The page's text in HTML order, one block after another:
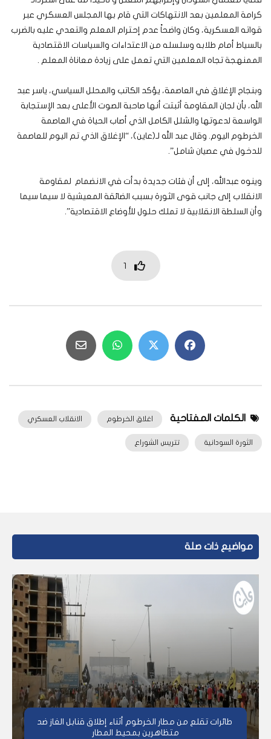
كرامة المعلمين بعد الانتهاكات التي قام بها المجلس العسكري عبر
قواته العسكرية، وكان واضحاً عدم إحترام المعلم والتعدي عليه بالضرب
بالسياط أمام طلابه وسلسله من الاعتداءات والسياسات الاقتصادية
الممنهجة تجاه المعلمين التي تعمل على زيادة معاناة المعلم .
وبنجاح الإغلاق في العاصمة، يؤكد الكاتب والمحلل السياسي، ياسر عبد
الله، بأن لجان المقاومة أثبتت أنها صاحبة الصوت الأعلى بعد الإستجابة
الواسعة لدعوتها والشلل الكامل الذي أصاب الحياة في العاصمة
الخرطوم اليوم. وقال عبد الله لـ(عاين)، “الإغلاق الذي تم اليوم للعاصمة
للدخول في عصيان شامل”.
وينوه عبدالله، إلى أن فئات جديدة بدأت في الانضمام لمقاومة
الانقلاب إلى جانب قوى الثورة بسبب الضائقة المعيشية لا سيما سيما
وأن السلطة الانقلابية لا تملك حلول للأوضاع الاقتصادية”.
1
الكلمات المفتاحية اغلاق الخرطوم الانقلاب العسكري
الثورة السودانية تتريس الشوراع
مواضيع ذات صلة
طائرات تقلع من مطار الخرطوم أثناء إطلاق قنابل الغاز ضد
متظاهرين بمحيط المطار